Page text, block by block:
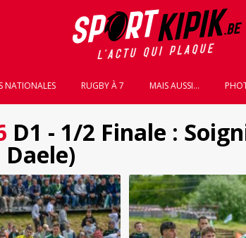
NATIONALES RUGBY À 7 MAIS AUSSI...
D1 - 1/2 Finale :